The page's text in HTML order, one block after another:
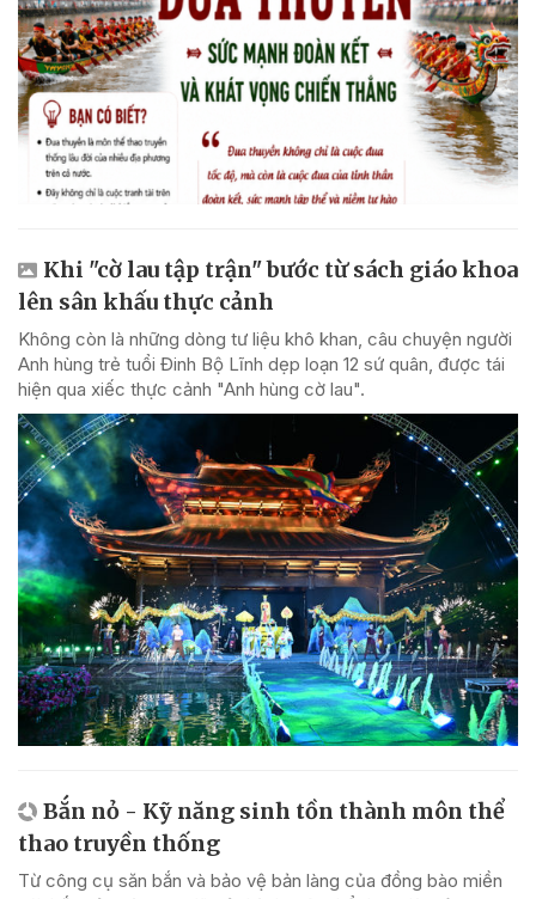
Khi "cờ lau tập trận" bước từ sách giáo khoa
lên sân khấu thực cảnh
Không còn là những dòng tư liệu khô khan, câu chuyện người
Anh hùng trẻ tuổi Đinh Bộ Lĩnh dẹp loạn 12 sứ quân, được tái
hiện qua xiếc thực cảnh "Anh hùng cờ lau".
Bắn nỏ - Kỹ năng sinh tồn thành môn thể
thao truyền thống
Từ công cụ săn bắn và bảo vệ bản làng của đồng bào miền